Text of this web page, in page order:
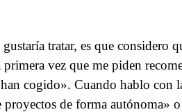
tratar, es que considero
primera vez que me piden
cogido». Cuando hablo con
proyectos de forma autónoma»